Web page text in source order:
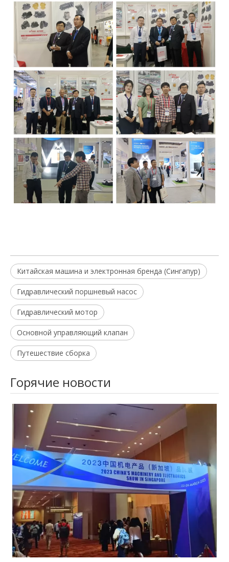
Китайская машина и электронная бренда (Сингапур)
Гидравлический поршневый насос
Гидравлический мотор
Основной управляющий клапан
Путешествие сборка
Горячие новости